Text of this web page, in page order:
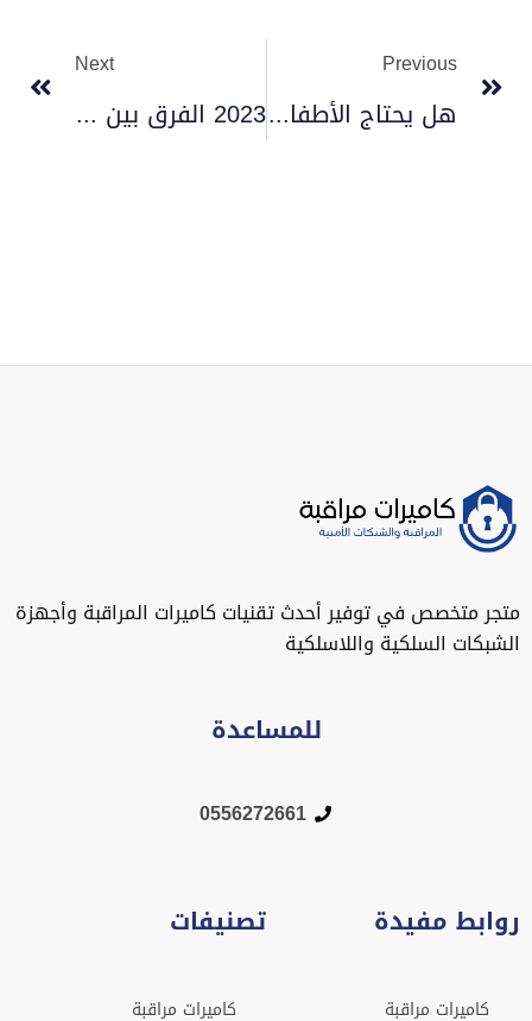
Previous
هل يحتاج الأطفال إلى كاميرات مراقبة 2023
Next
2023 الفرق بين كاميرات المراقبة Analog و IP
متجر متخصص في توفير أحدث تقنيات كاميرات المراقبة وأجهزة
الشبكات السلكية واللاسلكية
للمساعدة
0556272661
روابط مفيدة
كاميرات مراقبة
تصنيفات
كاميرات مراقبة